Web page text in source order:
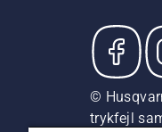
©
trykfejl